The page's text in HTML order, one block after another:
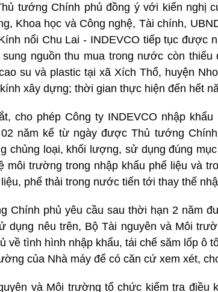
tướng Chính phủ đồng ý với kiến nghị
Khoa học và Công nghệ, Tài chính,
nổi Chu Lai - INDEVCO tiếp tục được
sung nguồn thu mua trong nước còn
su và plastic tại xã Xích Thổ, huyện
xây dựng; thời gian thực hiện đến hết
cho phép Công ty INDEVCO nhập
năm kể từ ngày được Thủ tướng
chủng loại, khối lượng, sử dụng đúng
môi trường trong nhập khẩu phế liệu và
phế thải trong nước tiến tới thay thế
Chính phủ yêu cầu sau thời hạn 2 năm
dụng nêu trên, Bộ Tài nguyên và Môi
về tình hình nhập khẩu, tái chế săm lốp ô
của Nhà máy để có căn cứ xem xét,
và Môi trường tổ chức kiểm tra điều